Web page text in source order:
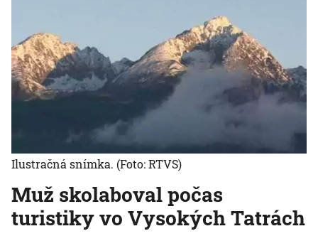
Muž skolaboval počas
turistiky vo Vysokých Tatrách
Ilustračná snímka. (Foto: RTVS)